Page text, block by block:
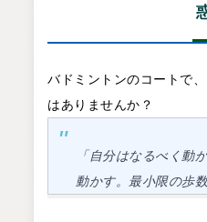
バドミントンのコートで
はありませんか？
「自分はなるべく動
動かす。最小限の歩